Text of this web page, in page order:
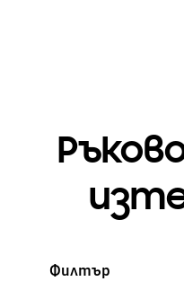
Филтър